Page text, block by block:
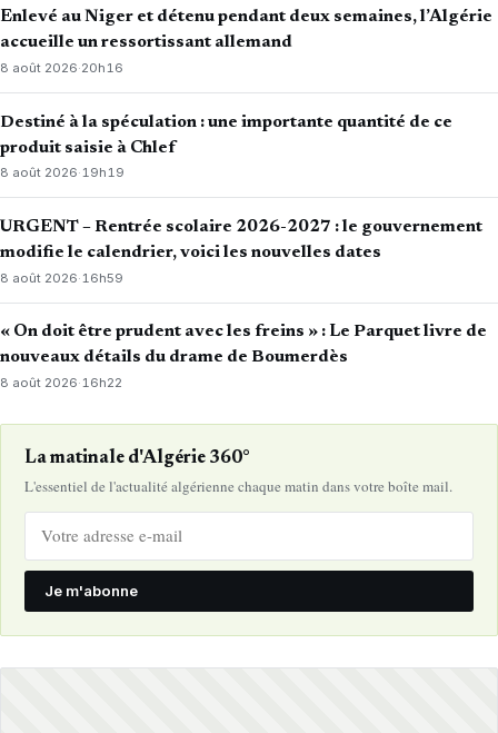
Enlevé au Niger et détenu pendant deux semaines, l’Algérie
accueille un ressortissant allemand
8 août 2026·20h16
Destiné à la spéculation : une importante quantité de ce
produit saisie à Chlef
8 août 2026·19h19
URGENT – Rentrée scolaire 2026-2027 : le gouvernement
modifie le calendrier, voici les nouvelles dates
8 août 2026· 16h59
« On doit être prudent avec les freins » : Le Parquet livre de
nouveaux détails du drame de Boumerdès
8 août 2026·16h22
La matinale d'Algérie 360°
L'essentiel de l'actualité algérienne chaque matin dans votre boîte mail.
Je m'abonne